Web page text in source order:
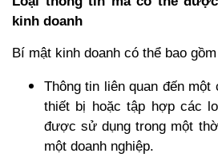
kinh doanh
Bí mật kinh doanh có thể bao
Thông tin liên quan đến một
thiết bị hoặc tập hợp các
được sử dụng trong một
một doanh nghiệp.